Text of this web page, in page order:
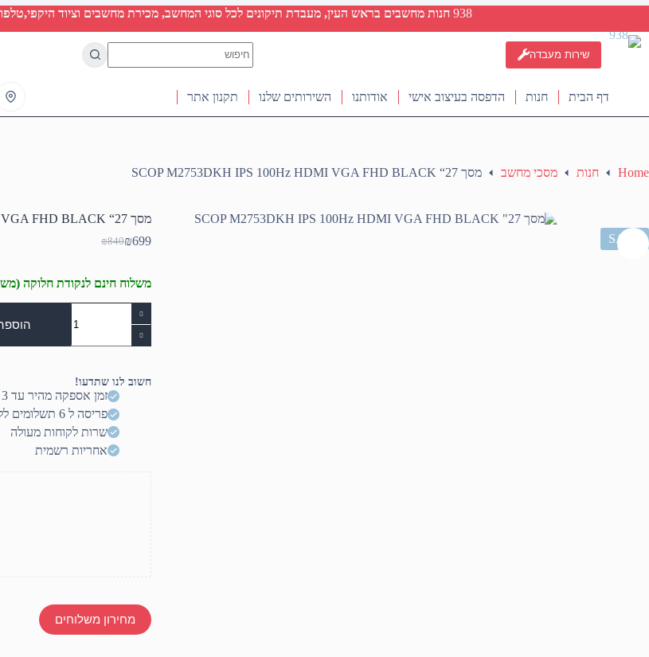
938 חנות מחשבים בראש העין, מעבדת תיקונים לכל סוגי המחשב, מכירת מחשבים וציוד
שירות מעבדה
results
דף הבית
חנות הדפסה בעיצוב אישי אודותנו השירותים שלנו תקנון אתר
Home חנות מסכי מחשב מסך SCOP M2753DKH IPS 100Hz HDMI VGA FHD BLACK “27
SALE
מסך SCOP M2753DKH IPS 100Hz HDMI VGA FHD BLACK “27
₪840
המחיר
₪840.
₪699 המחיר
₪699.
משלוח חינם לנקודת חלוקה
כמות
של
מסך
SCOP
IPS
100Hz
BLACK
חשוב לנו שתדעו!
זמן אספקה מהיר עד 3 ימי עסקים
פריסה ל 6 תשלומים ללא ריבית (יותר? דברו איתנו)
שרות לקוחות מעולה
אחריות רשמית
מחירון משלוחים